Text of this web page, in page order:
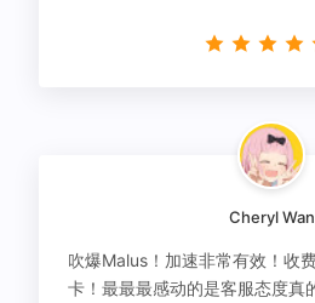
Cheryl Wan
吹爆Malus！加速非常有效！收
卡！最最最感动的是客服态度真